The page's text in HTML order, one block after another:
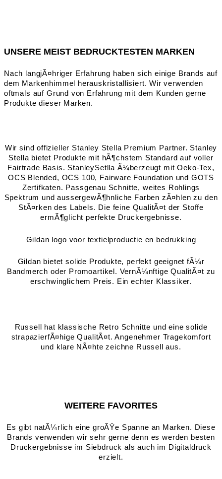
UNSERE MEIST BEDRUCKTESTEN MARKEN
Nach langjÃ¤hriger Erfahrung haben sich einige Brands auf
dem Markenhimmel herauskristallisiert. Wir verwenden
oftmals auf Grund von Erfahrung mit dem Kunden gerne
Produkte dieser Marken.
Wir sind offizieller Stanley Stella Premium Partner. Stanley
Stella bietet Produkte mit hÃ¶chstem Standard auf voller
Fairtrade Basis. StanleySetlla Ã¼berzeugt mit Oeko-Tex,
OCS Blended, OCS 100, Fairware Foundation und GOTS
Zertifkaten. Passgenau Schnitte, weites Rohlings
Spektrum und aussergewÃ¶hnliche Farben zÃ¤hlen zu den
StÃ¤rken des Labels. Die feine QualitÃ¤t der Stoffe
ermÃ¶glicht perfekte Druckergebnisse.
Gildan bietet solide Produkte, perfekt geeignet fÃ¼r
Bandmerch oder Promoartikel. VernÃ¼nftige QualitÃ¤t zu
erschwinglichem Preis. Ein echter Klassiker.
Russell hat klassische Retro Schnitte und eine solide
strapazierfÃ¤hige QualitÃ¤t. Angenehmer Tragekomfort
und klare NÃ¤hte zeichne Russell aus.
WEITERE FAVORITES
Es gibt natÃ¼rlich eine groÃŸe Spanne an Marken. Diese
Brands verwenden wir sehr gerne denn es werden besten
Druckergebnisse im Siebdruck als auch im Digitaldruck
erzielt.